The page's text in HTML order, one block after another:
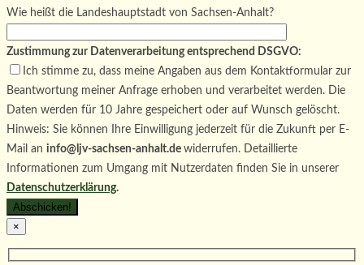
Wie heißt die Landeshauptstadt von Sachsen-Anhalt?
Zustimmung zur Datenverarbeitung entsprechend DSGVO:
Ich stimme zu, dass meine Angaben aus dem Kontaktformular zur
Beantwortung meiner Anfrage erhoben und verarbeitet werden. Die
Daten werden für 10 Jahre gespeichert oder auf Wunsch gelöscht.
Hinweis: Sie können Ihre Einwilligung jederzeit für die Zukunft per E-
Mail an info@ljv-sachsen-anhalt.de widerrufen. Detaillierte
Informationen zum Umgang mit Nutzerdaten finden Sie in unserer
Datenschutzerklärung.
×